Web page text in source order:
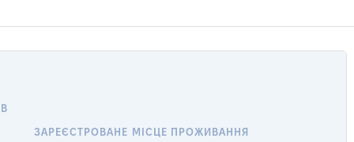
ЗАРЕЄСТРОВАНЕ МІСЦЕ ПРОЖИВАННЯ